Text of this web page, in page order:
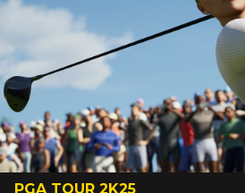
PGA TOUR 2K25